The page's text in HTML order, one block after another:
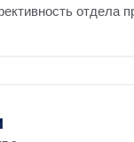
отдела